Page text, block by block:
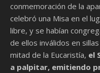
conmemoración de la
celebró una Misa en el
libre, y se habían
de ellos inválidos en
mitad de la Eucaristía, el
a palpitar, emitiendo